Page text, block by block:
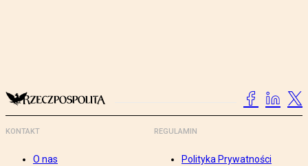
KONTAKT
O nas
REGULAMIN
Polityka Prywatności